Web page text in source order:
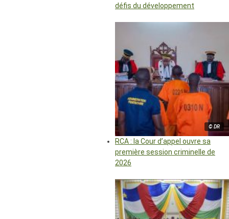
défis du développement
© DR
RCA : la Cour d’appel ouvre sa
première session criminelle de
2026